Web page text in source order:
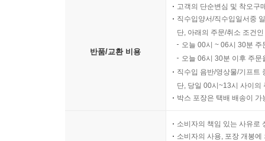
반품/교환 비용
고객의 단순변심 및 착오구
직수입양서/직수입일서중
단, 아래의 주문/취소 조건
오늘 00시 ~ 06시 30분
오늘 06시 30분 이후 주
직수입 음반/영상물/기프트
단, 당일 00시~13시 사이의
박스 포장은 택배 배송이
소비자의 책임 있는 사유로
소비자의 사용, 포장 개봉